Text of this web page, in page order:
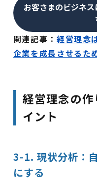
お客さまのビジネ
関連記事： 経営理念
企業を成長させるた
経営理念の
イント
3-1. 現状分析：
にする